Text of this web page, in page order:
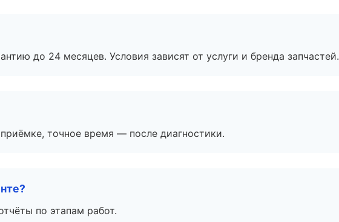
до 24 месяцев. Условия зависят от услуги и бренда запчастей.
точное время — после диагностики.
по этапам работ.